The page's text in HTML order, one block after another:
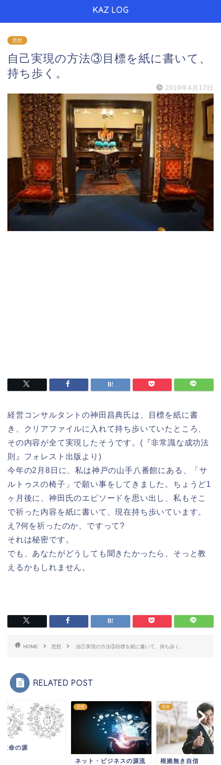
KAZ LOG
思想
自己実現の方法③目標を紙に書いて、
持ち歩く。
2019年4月17日
経営コンサルタントの神田昌典氏は、目標を紙に書
き、クリアファイルに入れて持ち歩いていたところ、
その内容が全て実現したそうです。(『非常識な成功法
則』フォレスト出版より)
今年の2月8日に、私は神戸の山手八番館にある、「サ
ルトゥスの椅子」で願い事をしてきました。ちょうど1
ヶ月後に、神田氏のエピソードを思い出し、私もそこ
で祈った内容を紙に書いて、現在持ち歩いています。
え?何を祈ったのか、ですって?
それは秘密です。
でも、あなたがどうしても聞きたかったら、そっと教
えるかもしれません。
HOME 思想 自己実現の方法③目標を紙に書いて、持ち歩く。
RELATED POST
立命の源
思想
ネット・ビジネスの源流
思想
根拠無き自信